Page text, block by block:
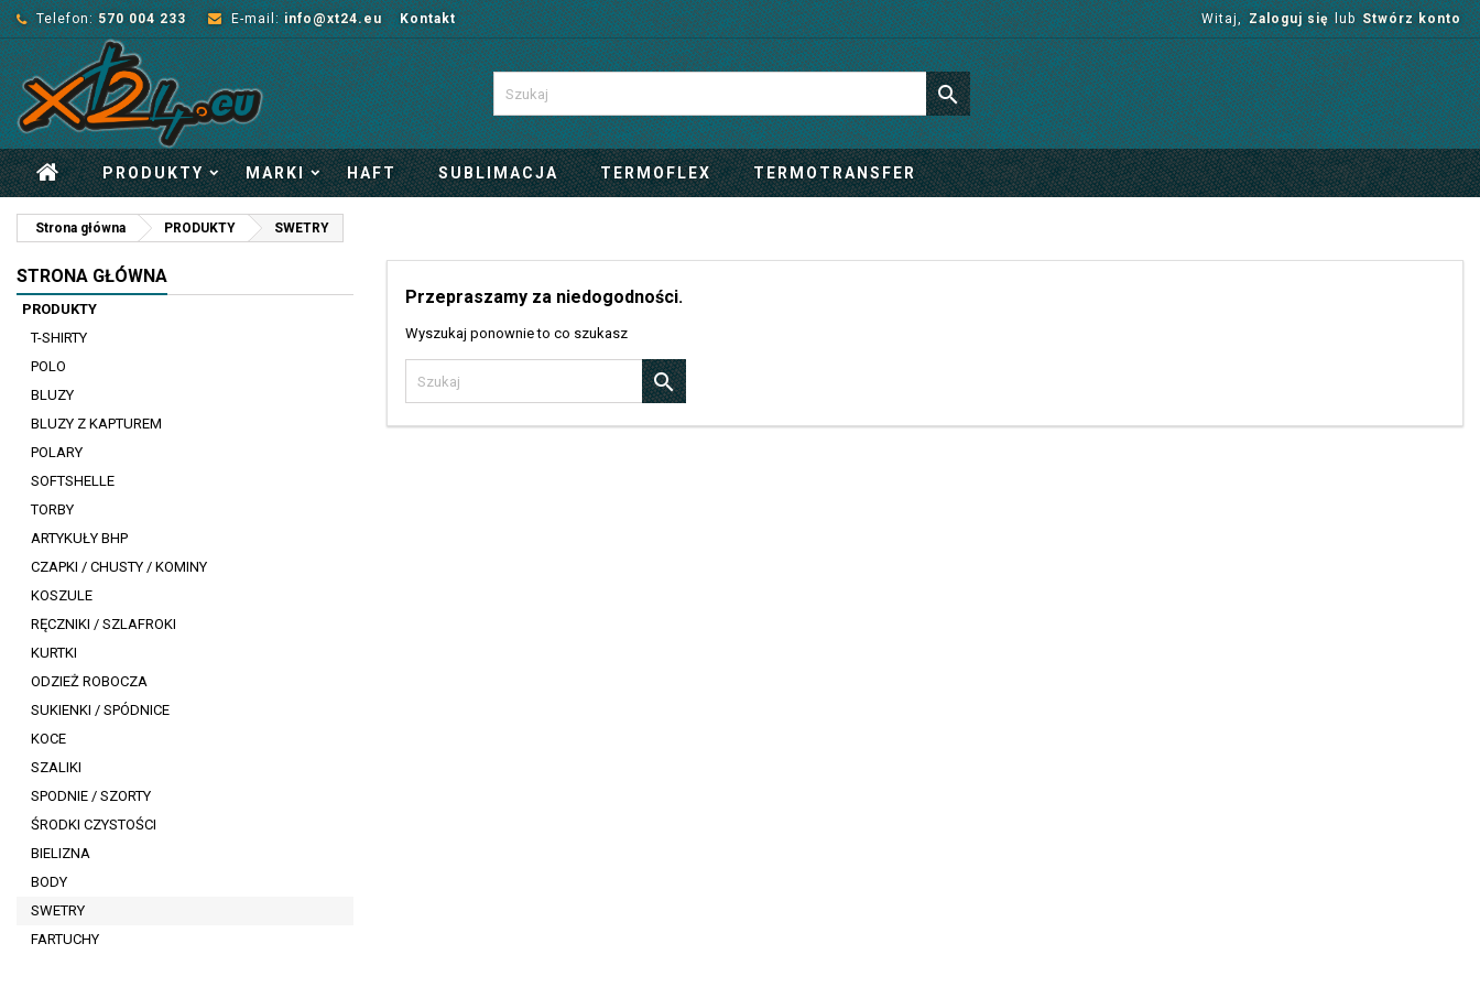
Telefon: 570 004 233 E-mail: info@xt24.eu Kontakt Witaj, Zaloguj się lub Stwórz konto

PRODUKTY MARKI HAFT SUBLIMACJA TERMOFLEX TERMOTRANSFER
Strona główna PRODUKTY SWETRY
STRONA GŁÓWNA
PRODUKTY
T-SHIRTY
POLO
BLUZY
BLUZY Z KAPTUREM
POLARY
SOFTSHELLE
TORBY
ARTYKUŁY BHP
CZAPKI / CHUSTY / KOMINY
KOSZULE
RĘCZNIKI / SZLAFROKI
KURTKI
ODZIEŻ ROBOCZA
SUKIENKI / SPÓDNICE
KOCE
SZALIKI
SPODNIE / SZORTY
ŚRODKI CZYSTOŚCI
BIELIZNA
BODY
SWETRY
FARTUCHY
Przepraszamy za niedogodności.
Wyszukaj ponownie to co szukasz
